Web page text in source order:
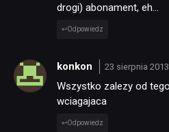
drogi) abonament, eh…
Odpowiedz
konkon 23 sierpnia
Wszystko zalezy od
wciagajaca
Odpowiedz